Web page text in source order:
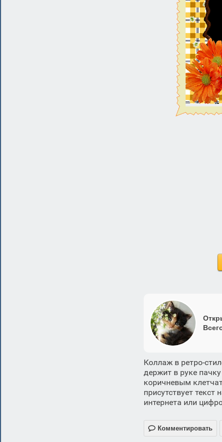
Коллаж в ретро-
держит в руке
коричневым
присутствует
интернета или
 Комментировать